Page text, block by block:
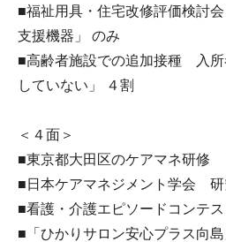
■福祉用具・住宅改修評価検討
支援機器」 のみ
■高齢者施設での追加接種 入所
していない」 ４割
＜４面＞
■東京都大田区のケアマネ研修
■日本ケアマネジメント学会 研
■看護・介護エピソードコンテ
■「ひかりサロン安心プラス向